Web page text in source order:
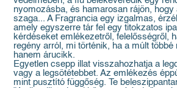
nyomozásba, és hamarosan rájön, hogy
szaga... A Fragrancia egy izgalmas,
amely egyszerre tár fel egy titokzatos
kérdéseket emlékezetről, felelősségről,
regény arról, mi történik, ha a múlt
hanem árucikk.
Egyetlen csepp illat visszahozhatja a
vagy a legsötétebbet. Az emlékezés
mint pusztító függőség. Te